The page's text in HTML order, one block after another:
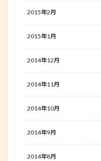
2015年2月
2015年1月
2014年12月
2014年11月
2014年10月
2014年9月
2014年8月